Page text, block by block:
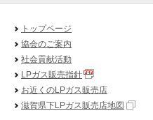
トップページ
協会のご案内
社会貢献活動
LPガス販売指針
お近くのLPガス販売店
滋賀県下LPガス販売店地図